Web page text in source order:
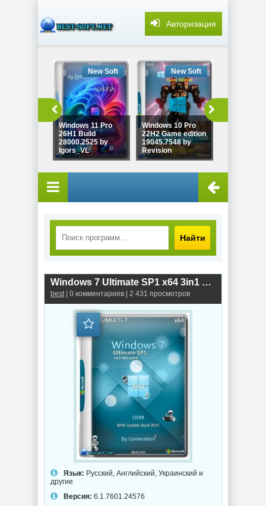
Авторизация
Windows 11 Pro
26H1 Build
28000.2525 by
Igors_VL
New Soft
Windows 10 Pro
22H2 Game edition
19045.7548 by
Revision
New Soft
Найти
Windows 7 Ultimate SP1 x64 3in1 OEM April 2021 by Generation2
best| 0 комментариев | 2 431 просмотров
Язык: Русский, Английский, Украинский и
другие
Версия: 6.1.7601.24576